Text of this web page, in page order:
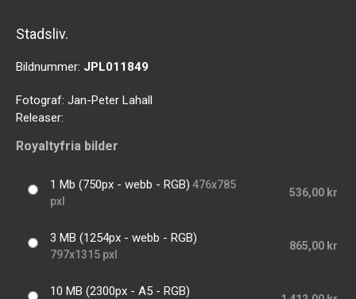
Stadsliv.
Bildnummer: JPL011849
Fotograf: Jan-Peter Lahall
Releaser:
Royaltyfria bilder
1 Mb (750px - webb - RGB) 476x785
pxl
536,00 kr
3 MB (1254px - webb - RGB)
797x1315 pxl
865,00 kr
10 MB (2300px - A5 - RGB)